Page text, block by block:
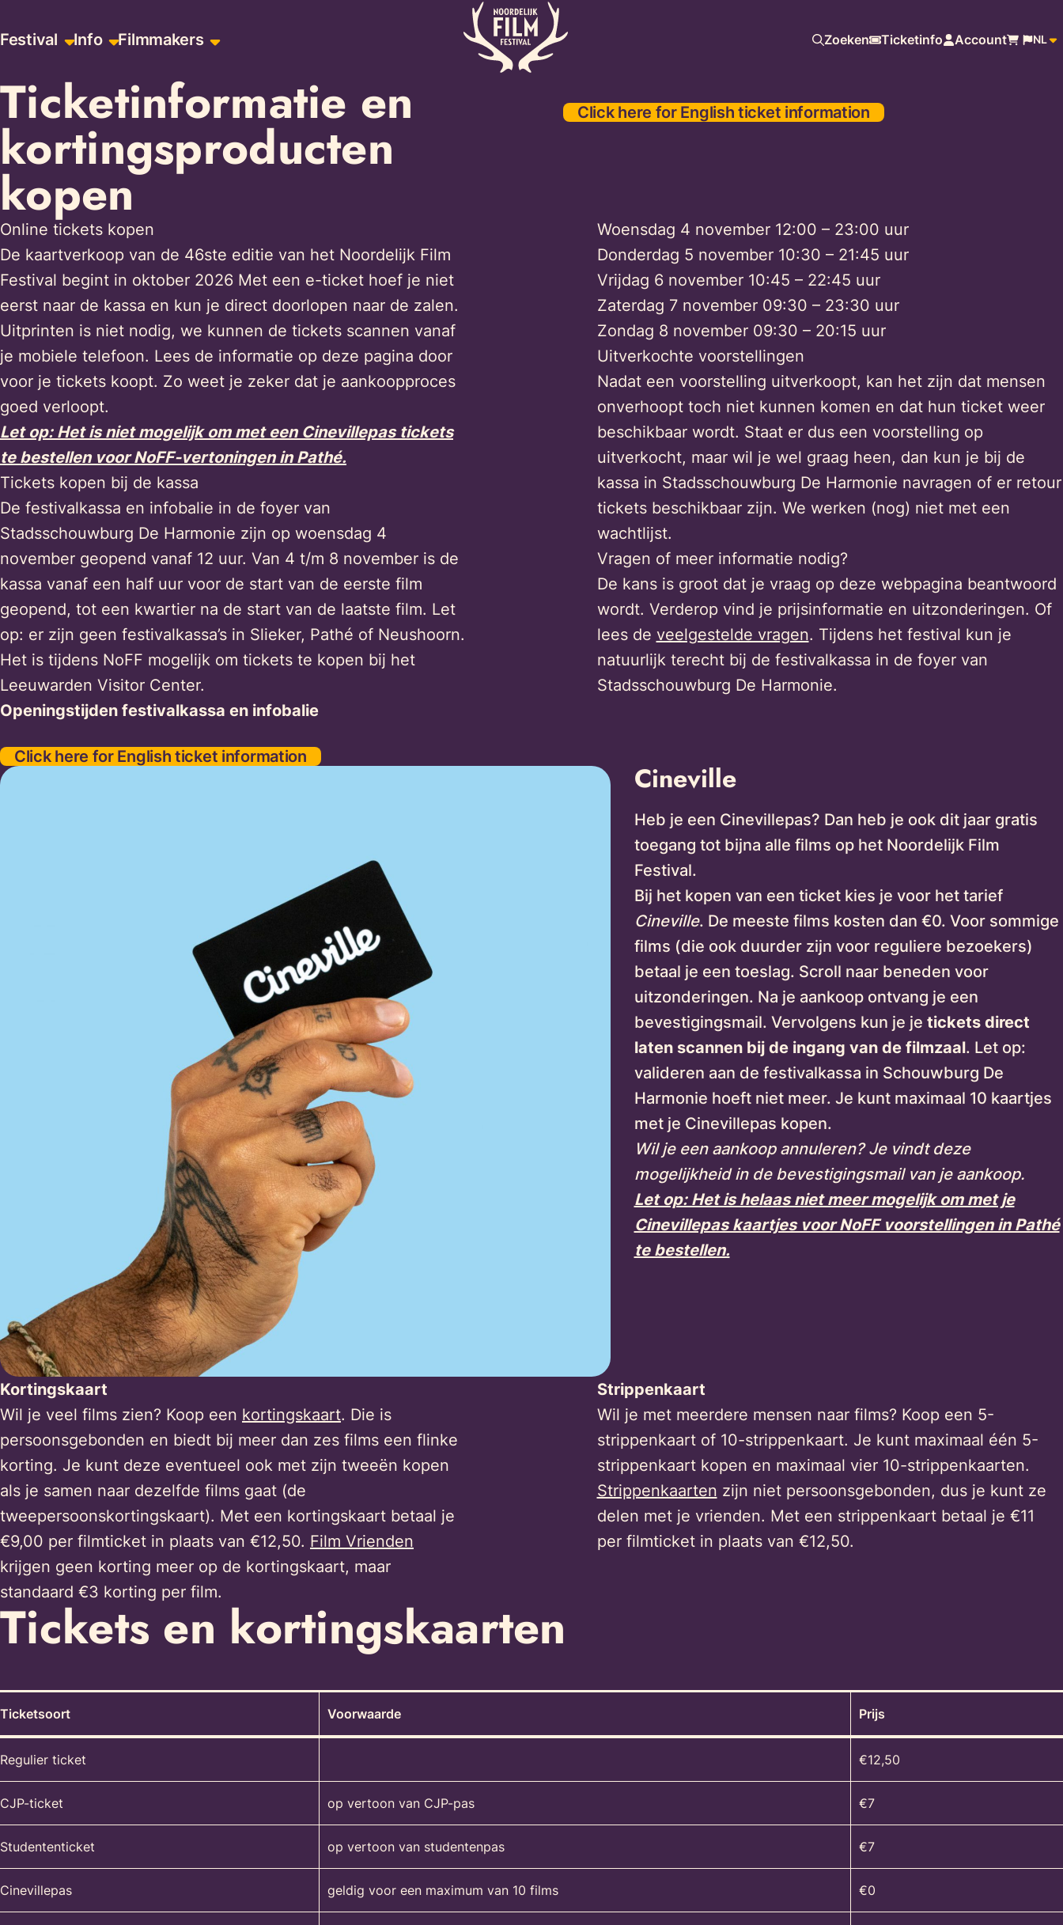
naar
inhoud
Festival Info Filmmakers Zoeken Ticketinfo Account NL
Ticketinformatie en
kortingsproducten
kopen
Click here for English ticket information
Online tickets kopen
De kaartverkoop van de 46ste editie van het Noordelijk Film
Festival begint in oktober 2026 Met een e-ticket hoef je niet
eerst naar de kassa en kun je direct doorlopen naar de zalen.
Uitprinten is niet nodig, we kunnen de tickets scannen vanaf
je mobiele telefoon. Lees de informatie op deze pagina door
voor je tickets koopt. Zo weet je zeker dat je aankoopproces
goed verloopt.
Let op: Het is niet mogelijk om met een Cinevillepas tickets
te bestellen voor NoFF-vertoningen in Pathé.
Tickets kopen bij de kassa
De festivalkassa en infobalie in de foyer van
Stadsschouwburg De Harmonie zijn op woensdag 4
november geopend vanaf 12 uur. Van 4 t/m 8 november is de
kassa vanaf een half uur voor de start van de eerste film
geopend, tot een kwartier na de start van de laatste film. Let
op: er zijn geen festivalkassa’s in Slieker, Pathé of Neushoorn.
Het is tijdens NoFF mogelijk om tickets te kopen bij het
Leeuwarden Visitor Center.
Openingstijden festivalkassa en infobalie
Woensdag 4 november 12:00 – 23:00 uur
Donderdag 5 november 10:30 – 21:45 uur
Vrijdag 6 november 10:45 – 22:45 uur
Zaterdag 7 november 09:30 – 23:30 uur
Zondag 8 november 09:30 – 20:15 uur
Uitverkochte voorstellingen
Nadat een voorstelling uitverkoopt, kan het zijn dat mensen
onverhoopt toch niet kunnen komen en dat hun ticket weer
beschikbaar wordt. Staat er dus een voorstelling op
uitverkocht, maar wil je wel graag heen, dan kun je bij de
kassa in Stadsschouwburg De Harmonie navragen of er retour
tickets beschikbaar zijn. We werken (nog) niet met een
wachtlijst.
Vragen of meer informatie nodig?
De kans is groot dat je vraag op deze webpagina beantwoord
wordt. Verderop vind je prijsinformatie en uitzonderingen. Of
lees de veelgestelde vragen. Tijdens het festival kun je
natuurlijk terecht bij de festivalkassa in de foyer van
Stadsschouwburg De Harmonie.
Click here for English ticket information
Cineville
Heb je een Cinevillepas? Dan heb je ook dit jaar gratis
toegang tot bijna alle films op het Noordelijk Film
Festival.
Bij het kopen van een ticket kies je voor het tarief
Cineville. De meeste films kosten dan €0. Voor sommige
films (die ook duurder zijn voor reguliere bezoekers)
betaal je een toeslag. Scroll naar beneden voor
uitzonderingen. Na je aankoop ontvang je een
bevestigingsmail. Vervolgens kun je je tickets direct
laten scannen bij de ingang van de filmzaal. Let op:
valideren aan de festivalkassa in Schouwburg De
Harmonie hoeft niet meer. Je kunt maximaal 10 kaartjes
met je Cinevillepas kopen.
Wil je een aankoop annuleren? Je vindt deze
mogelijkheid in de bevestigingsmail van je aankoop.
Let op: Het is helaas niet meer mogelijk om met je
Cinevillepas kaartjes voor NoFF voorstellingen in Pathé
te bestellen.
Kortingskaart
Wil je veel films zien? Koop een kortingskaart. Die is
persoonsgebonden en biedt bij meer dan zes films een flinke
korting. Je kunt deze eventueel ook met zijn tweeën kopen
als je samen naar dezelfde films gaat (de
tweepersoonskortingskaart). Met een kortingskaart betaal je
€9,00 per filmticket in plaats van €12,50. Film Vrienden
krijgen geen korting meer op de kortingskaart, maar
standaard €3 korting per film.
Strippenkaart
Wil je met meerdere mensen naar films? Koop een 5-
strippenkaart of 10-strippenkaart. Je kunt maximaal één 5-
strippenkaart kopen en maximaal vier 10-strippenkaarten.
Strippenkaarten zijn niet persoonsgebonden, dus je kunt ze
delen met je vrienden. Met een strippenkaart betaal je €11
per filmticket in plaats van €12,50.
Tickets en kortingskaarten
Ticketsoort Voorwaarde Prijs
Regulier ticket €12,50
CJP-ticket op vertoon van CJP-pas €7
Studententicket op vertoon van studentenpas €7
Cinevillepas geldig voor een maximum van 10 films €0